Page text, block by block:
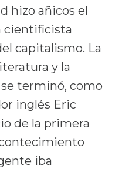
hizo añicos el
cientificista
capitalismo. La
y la
terminó, como
inglés Eric
de la primera
iba